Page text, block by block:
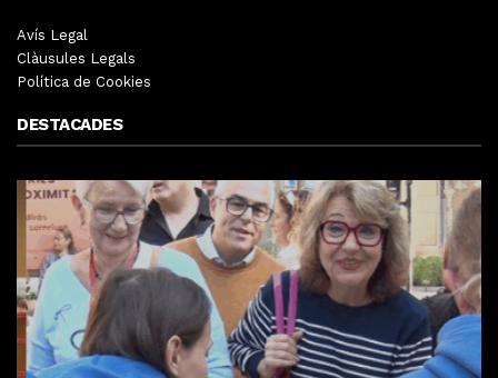
Avís Legal
Clàusules Legals
Política de Cookies
DESTACADES